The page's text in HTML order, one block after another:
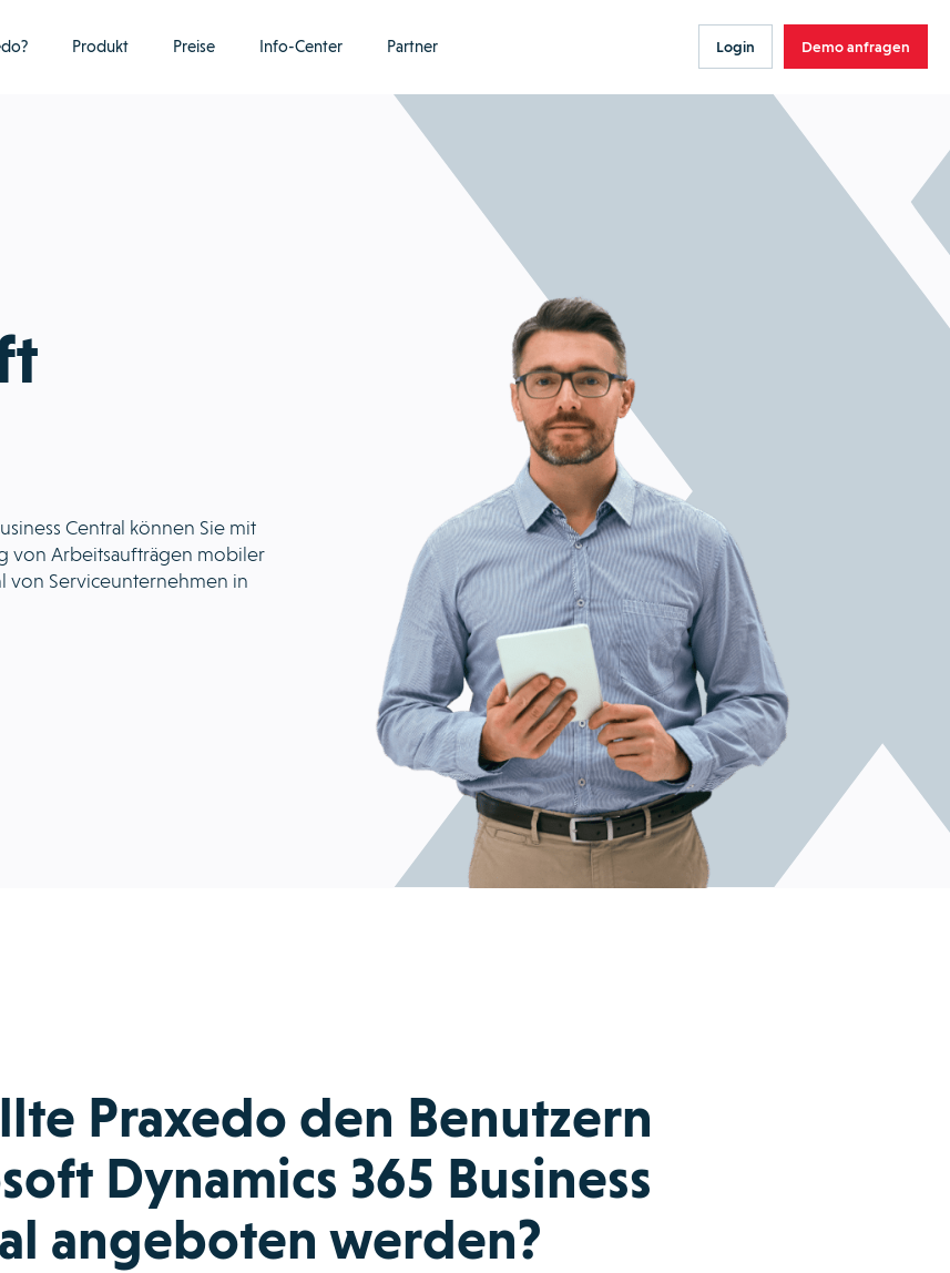
Produkt Preise Info-Center Partner Login Demo anfragen
Central können Sie mit
von Arbeitsaufträgen mobiler
von Serviceunternehmen in
Praxedo den Benutzern
Dynamics 365 Business
angeboten werden?